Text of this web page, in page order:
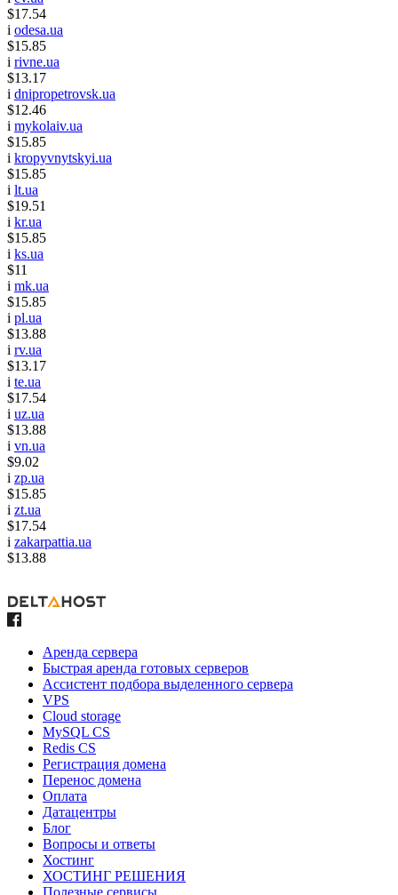
$17.54
i odesa.ua
$15.85
i rivne.ua
$13.17
i dnipropetrovsk.ua
$12.46
i mykolaiv.ua
$15.85
i kropyvnytskyi.ua
$15.85
i lt.ua
$19.51
i kr.ua
$15.85
i ks.ua
$11
i mk.ua
$15.85
i pl.ua
$13.88
i rv.ua
$13.17
i te.ua
$17.54
i uz.ua
$13.88
i vn.ua
$9.02
i zp.ua
$15.85
i zt.ua
$17.54
i zakarpattia.ua
$13.88
Аренда сервера
Быстрая аренда готовых серверов
Ассистент подбора выделенного сервера
VPS
Cloud storage
MySQL CS
Redis CS
Регистрация домена
Перенос домена
Оплата
Датацентры
Блог
Вопросы и ответы
Хостинг
ХОСТИНГ РЕШЕНИЯ